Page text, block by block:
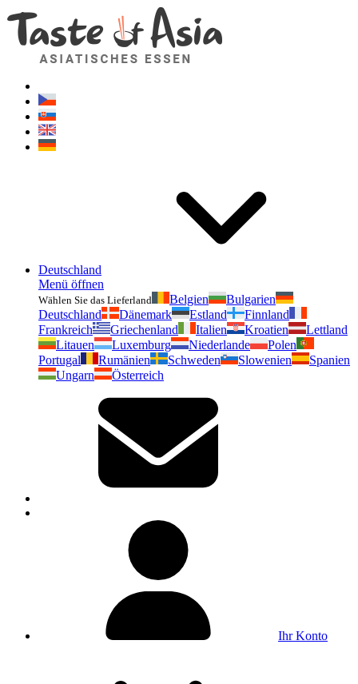
Deutschland
Menü öffnen
Wählen Sie das Lieferland Belgien
Bulgarien
Deutschland
Dänemark Estland
Finnland
Frankreich
Griechenland Italien Kroatien
Lettland
Litauen
Luxemburg Niederlande
Polen
Portugal
Rumänien Schweden Slowenien
Spanien
Ungarn
Österreich
Ihr Konto
Geschmackvonasien.de
Zögern Sie nicht zu fragen. Ich bin für Sie da!